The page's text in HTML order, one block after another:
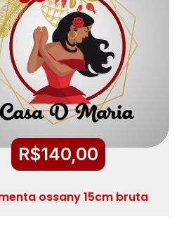
R$140,00
ossany 15cm bruta